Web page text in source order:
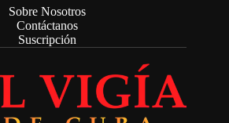
Sobre Nosotros
Contáctanos
Suscripción